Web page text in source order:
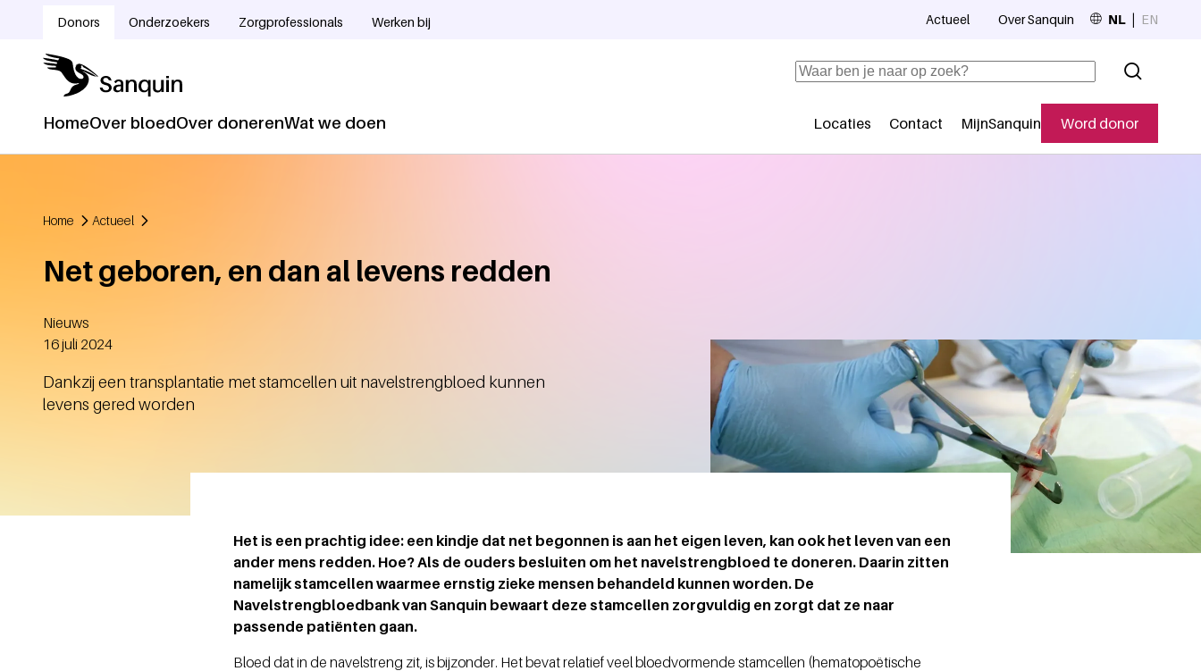
Donors Onderzoekers Zorgprofessionals Werken bij
Hoofdnavigatie
HomeOver bloedOver donerenWat we doen
Secundaire navigatie
Locaties Contact MijnSanquin Word donor
Actueel Over Sanquin NL EN
Zoeken
Home Actueel
Net geboren, en dan al levens redden
Nieuws
Aangemaakt
16 juli 2024
Dankzij een transplantatie met stamcellen uit navelstrengbloed kunnen
levens gered worden
Het is een prachtig idee: een kindje dat net begonnen is aan het eigen leven, kan ook het leven van een
ander mens redden. Hoe? Als de ouders besluiten om het navelstrengbloed te doneren. Daarin zitten
namelijk stamcellen waarmee ernstig zieke mensen behandeld kunnen worden. De
Navelstrengbloedbank van Sanquin bewaart deze stamcellen zorgvuldig en zorgt dat ze naar
passende patiënten gaan.
Bloed dat in de navelstreng zit, is bijzonder. Het bevat relatief veel bloedvormende stamcellen (hematopoëtische